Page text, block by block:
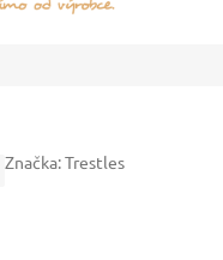
Značka:Trestles